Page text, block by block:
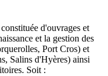
d'ouvrages et
et la gestion des
Port Cros) et
Salins d'Hyères) ainsi
Soit :